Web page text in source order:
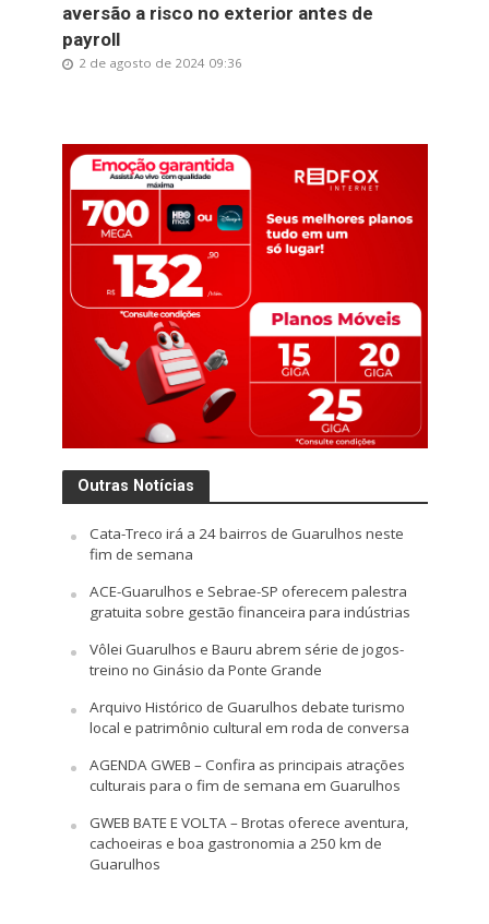
aversão a risco no exterior antes de
payroll
2 de agosto de 2024 09:36
Outras Notícias
Cata-Treco irá a 24 bairros de Guarulhos neste
fim de semana
ACE-Guarulhos e Sebrae-SP oferecem palestra
gratuita sobre gestão financeira para indústrias
Vôlei Guarulhos e Bauru abrem série de jogos-
treino no Ginásio da Ponte Grande
Arquivo Histórico de Guarulhos debate turismo
local e patrimônio cultural em roda de conversa
AGENDA GWEB – Confira as principais atrações
culturais para o fim de semana em Guarulhos
GWEB BATE E VOLTA – Brotas oferece aventura,
cachoeiras e boa gastronomia a 250 km de
Guarulhos